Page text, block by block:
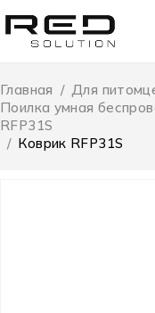
Главная / Для
Поилка умная
RFP31S
/ Коврик RFP31S